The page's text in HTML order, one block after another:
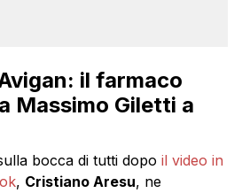
il farmaco
Massimo Giletti a
bocca di tutti dopo il video in
, Cristiano Aresu, ne